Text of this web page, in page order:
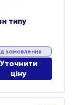
типу
замовлення
Уточнити
ціну